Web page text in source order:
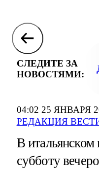
04:02 25 ЯНВАРЯ
РЕДАКЦИЯ
СЛЕДИТЕ ЗА
НОВОСТЯМИ:
В
субботу